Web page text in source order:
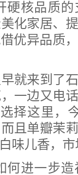
核品质的
化家居、
优异品质
来到了石
一边又电
择这里，
且单瓣茉
味儿香，
进一步造